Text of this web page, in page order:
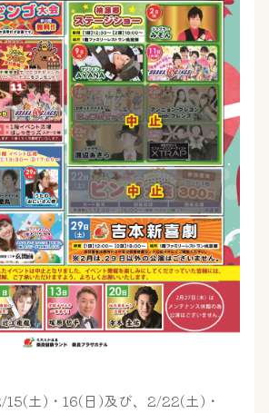
15(土)・16(日)及び、2/22(土)・